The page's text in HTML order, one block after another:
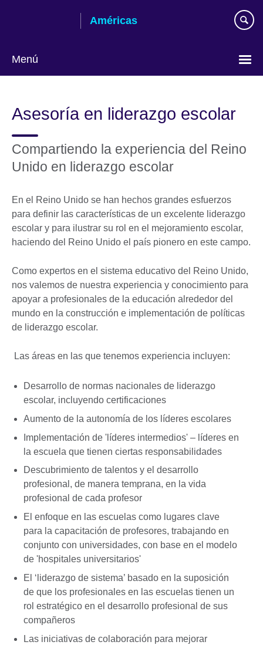
Américas
Menú
Asesoría en liderazgo escolar
Compartiendo la experiencia del Reino
Unido en liderazgo escolar
En el Reino Unido se han hechos grandes esfuerzos
para definir las características de un excelente liderazgo
escolar y para ilustrar su rol en el mejoramiento escolar,
haciendo del Reino Unido el país pionero en este campo.
Como expertos en el sistema educativo del Reino Unido,
nos valemos de nuestra experiencia y conocimiento para
apoyar a profesionales de la educación alrededor del
mundo en la construcción e implementación de políticas
de liderazgo escolar.
Las áreas en las que tenemos experiencia incluyen:
Desarrollo de normas nacionales de liderazgo
escolar, incluyendo certificaciones
Aumento de la autonomía de los líderes escolares
Implementación de 'líderes intermedios' – líderes en
la escuela que tienen ciertas responsabilidades
Descubrimiento de talentos y el desarrollo
profesional, de manera temprana, en la vida
profesional de cada profesor
El enfoque en las escuelas como lugares clave
para la capacitación de profesores, trabajando en
conjunto con universidades, con base en el modelo
de 'hospitales universitarios'
El ‘liderazgo de sistema’ basado en la suposición
de que los profesionales en las escuelas tienen un
rol estratégico en el desarrollo profesional de sus
compañeros
Las iniciativas de colaboración para mejorar